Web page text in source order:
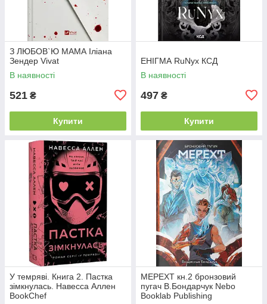
З ЛЮБОВ`Ю МАМА Іліана
Зендер Vivat
В наявності
521 ₴
Купити
ЕНІГМА RuNyx КСД
В наявності
497 ₴
Купити
У темряві. Книга 2. Пастка
зімкнулась. Навесса Аллен
BookChef
МЕРЕХТ кн.2 бронзовий
пугач В.Бондарчук Nebo
Booklab Publishing